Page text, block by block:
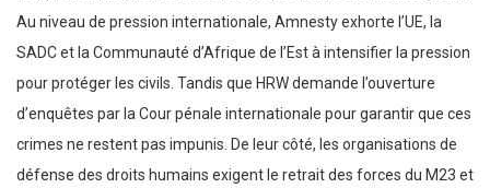
Au niveau de pression internationale, Amnesty exhorte l’UE, la
SADC et la Communauté d’Afrique de l’Est à intensifier la pression
pour protéger les civils. Tandis que HRW demande l’ouverture
d’enquêtes par la Cour pénale internationale pour garantir que ces
crimes ne restent pas impunis. De leur côté, les organisations de
défense des droits humains exigent le retrait des forces du M23 et